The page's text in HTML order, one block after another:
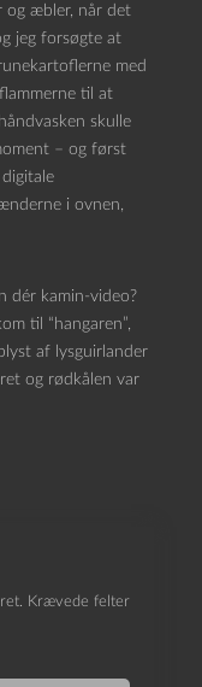
og æbler, når det
jeg forsøgte at
med
til at
skulle
– og først
i ovnen,
dér kamin-video?
til “hangaren”,
af lysguirlander
og rødkålen var
Krævede felter